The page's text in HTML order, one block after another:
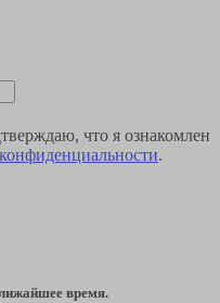
что я ознакомлен
.
время.